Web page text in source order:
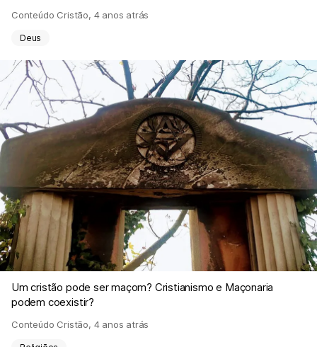
Conteúdo Cristão, 4 anos atrás
Deus
Um cristão pode ser maçom? Cristianismo e Maçonaria
podem coexistir?
Conteúdo Cristão, 4 anos atrás